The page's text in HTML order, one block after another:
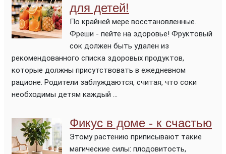
для детей!
По крайней мере восстановленные.
Фреши - пейте на здоровье! Фруктовый
сок должен быть удален из
рекомендованного списка здоровых продуктов,
которые должны присутствовать в ежедневном
рационе. Родители заблуждаются, считая, что соки
необходимы детям каждый ...
Фикус в доме - к счастью
Этому растению приписывают такие
магические силы: плодовитость,